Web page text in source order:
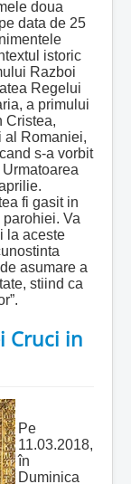
doua
data de 25
istoric
Razboi
Regelui
a primului
Cristea,
al Romaniei,
s-a vorbit
fi gasit in
Va
la aceste
asumare a
stiind ca
Cruci in
Pe
11.03.2018,
în
Duminica